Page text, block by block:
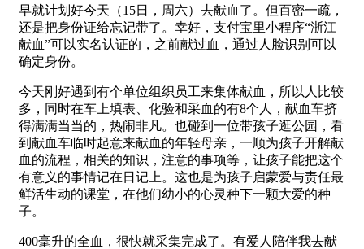
早就计划好今天（15日，周六）去献血了。但百密一疏，
还是把身份证给忘记带了。幸好，支付宝里小程序“浙江
献血”可以实名认证的，之前献过血，通过人脸识别可以
确定身份。
今天刚好遇到有个单位组织员工来集体献血，所以人比较
多，同时在车上填表、化验和采血的有8个人，献血车挤
得满满当当的，热闹非凡。也碰到一位带孩子逛公园，看
到献血车临时起意来献血的年轻母亲，一顺为孩子开解献
血的流程，相关的知识，注意的事项等，让孩子能把这个
有意义的事情记在日记上。这也是为孩子启蒙爱与责任最
鲜活生动的课堂，在他们幼小的心灵种下一颗大爱的种
子。
400毫升的全血，很快就采集完成了。有爱人陪伴我去献